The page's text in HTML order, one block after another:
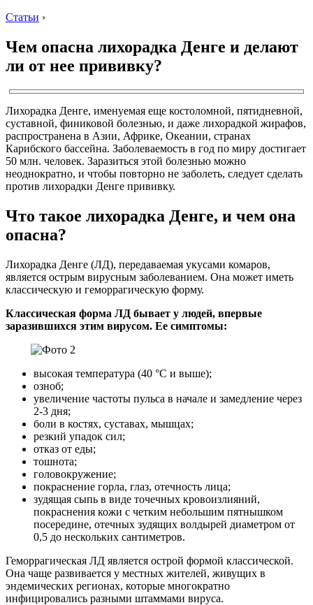
Статьи ›
Чем опасна лихорадка Денге и делают
ли от нее прививку?
Лихорадка Денге, именуемая еще костоломной, пятидневной,
суставной, финиковой болезнью, и даже лихорадкой жирафов,
распространена в Азии, Африке, Океании, странах
Карибского бассейна. Заболеваемость в год по миру достигает
50 млн. человек. Заразиться этой болезнью можно
неоднократно, и чтобы повторно не заболеть, следует сделать
против лихорадки Денге прививку.
Что такое лихорадка Денге, и чем она
опасна?
Лихорадка Денге (ЛД), передаваемая укусами комаров,
является острым вирусным заболеванием. Она может иметь
классическую и геморрагическую форму.
Классическая форма ЛД бывает у людей, впервые
заразившихся этим вирусом. Ее симптомы:
высокая температура (40 °С и выше);
озноб;
увеличение частоты пульса в начале и замедление через
2-3 дня;
боли в костях, суставах, мышцах;
резкий упадок сил;
отказ от еды;
тошнота;
головокружение;
покраснение горла, глаз, отечность лица;
зудящая сыпь в виде точечных кровоизлияний,
покраснения кожи с четким небольшим пятнышком
посередине, отечных зудящих волдырей диаметром от
0,5 до нескольких сантиметров.
Геморрагическая ЛД является острой формой классической.
Она чаще развивается у местных жителей, живущих в
эндемических регионах, которые многократно
инфицировались разными штаммами вируса.